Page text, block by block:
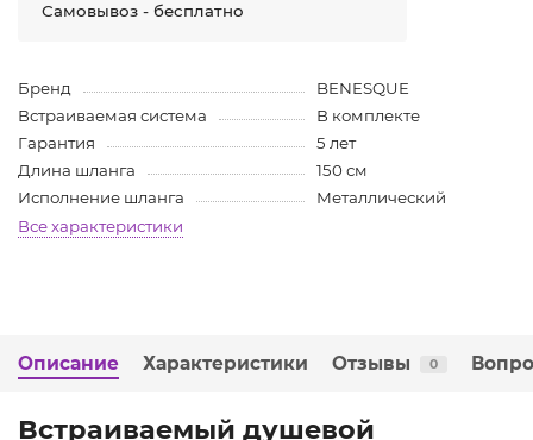
Самовывоз - бесплатно
Бренд
BENESQUE
Встраиваемая система
В комплекте
Гарантия
5 лет
Длина шланга
150 см
Исполнение шланга
Металлический
Все характеристики
Описание Характеристики Отзывы 0
Встраиваемый душевой